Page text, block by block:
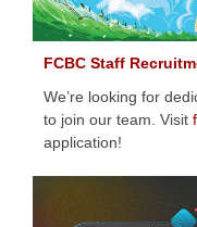
FCBC Staff
We’re looking for
to join our team. Visit
application!